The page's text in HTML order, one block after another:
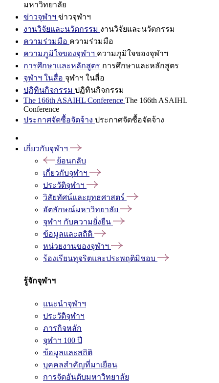
มหาวิทยาลัย
ข่าวจุฬาฯ ข่าวจุฬาฯ
งานวิจัยและนวัตกรรม งานวิจัยและนวัตกรรม
ความร่วมมือ ความร่วมมือ
ความภูมิใจของจุฬาฯ ความภูมิใจของจุฬาฯ
การศึกษาและหลักสูตร การศึกษาและหลักสูตร
จุฬาฯ ในสื่อ จุฬาฯ ในสื่อ
ปฏิทินกิจกรรม ปฏิทินกิจกรรม
The 166th ASAIHL Conference The 166th ASAIHL
Conference
ประกาศจัดซื้อจัดจ้าง ประกาศจัดซื้อจัดจ้าง
เกี่ยวกับจุฬาฯ
ย้อนกลับ
เกี่ยวกับจุฬาฯ
ประวัติจุฬาฯ
วิสัยทัศน์และยุทธศาสตร์
อัตลักษณ์มหาวิทยาลัย
จุฬาฯ กับความยั่งยืน
ข้อมูลและสถิติ
หน่วยงานของจุฬาฯ
ร้องเรียนทุจริตและประพฤติมิชอบ
รู้จักจุฬาฯ
แนะนำจุฬาฯ
ประวัติจุฬาฯ
ภารกิจหลัก
จุฬาฯ 100 ปี
ข้อมูลและสถิติ
บุคคลสำคัญที่มาเยือน
การจัดอันดับมหาวิทยาลัย